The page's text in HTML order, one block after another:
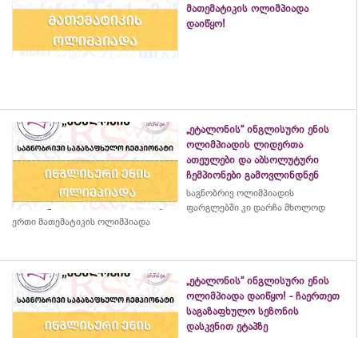
მათემატიკის ოლიმპიადა
დაიწყო!
„ეტალონის“ ინგლისური ენის
ოლიმპიადის ლიდერთა
ათეულები და აბსოლუტური
ჩემპიონები გამოვლინდნენ
საგნობრივ ოლიმპიადის
ფარგლებში კი დარჩა მხოლოდ
ერთი მათემატიკის ოლიმპიადა
„ეტალონის“ ინგლისური ენის
ოლიმპიადა დაიწყო! - ჩაერთეთ
საგაზაფხულო სეზონის
დასკვნით ეტაპზე